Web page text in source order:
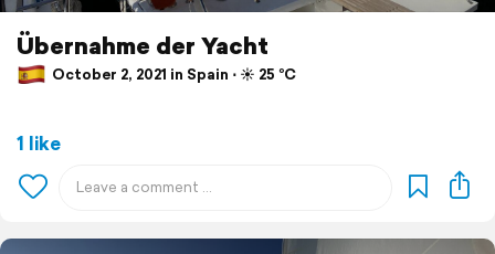
Übernahme der Yacht
October 2, 2021 in Spain ⋅ ☀️ 25 °C
1 like